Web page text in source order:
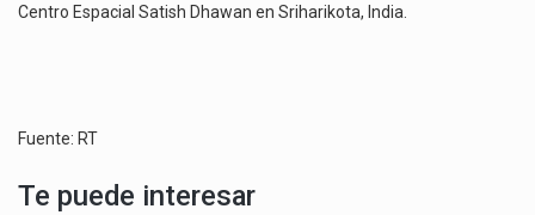
Centro Espacial Satish Dhawan en Sriharikota, India.
Fuente: RT
Te puede interesar